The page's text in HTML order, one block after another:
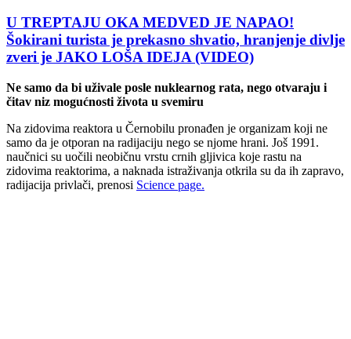
U TREPTAJU OKA MEDVED JE NAPAO!
Šokirani turista je prekasno shvatio, hranjenje divlje
zveri je JAKO LOŠA IDEJA (VIDEO)
Ne samo da bi uživale posle nuklearnog rata, nego otvaraju i
čitav niz mogućnosti života u svemiru
Na zidovima reaktora u Černobilu pronađen je organizam koji ne
samo da je otporan na radijaciju nego se njome hrani. Još 1991.
naučnici su uočili neobičnu vrstu crnih gljivica koje rastu na
zidovima reaktorima, a naknada istraživanja otkrila su da ih zapravo,
radijacija privlači, prenosi Science page.